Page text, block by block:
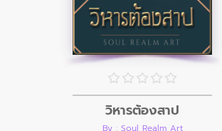
วิหารต้องสาป
By : Soul Realm Art